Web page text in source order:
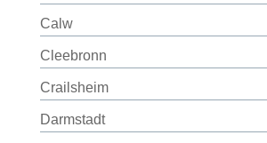
Calw
Cleebronn
Crailsheim
Darmstadt